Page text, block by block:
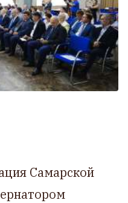
Самарской